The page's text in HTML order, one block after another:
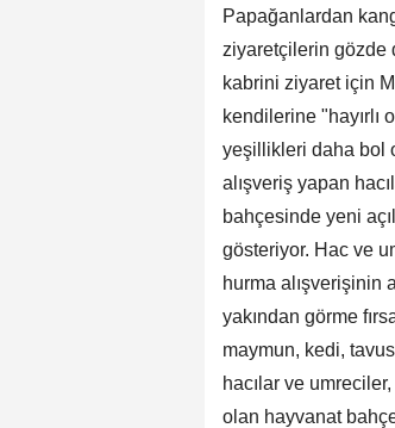
Papağanlardan
ziyaretçilerin gözde
kabrini ziyaret için
kendilerine
yeşillikleri daha bol
alışveriş yapan
bahçesinde yeni
gösteriyor. Hac ve
hurma alışverişinin
yakından görme
maymun, kedi,
hacılar ve
olan hayvanat